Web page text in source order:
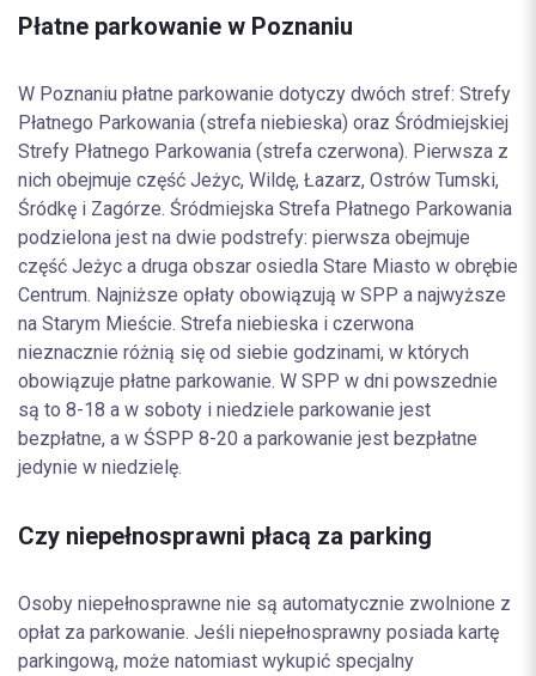
Płatne parkowanie w Poznaniu
W Poznaniu płatne parkowanie dotyczy dwóch stref: Strefy
Płatnego Parkowania (strefa niebieska) oraz Śródmiejskiej
Strefy Płatnego Parkowania (strefa czerwona). Pierwsza z
nich obejmuje część Jeżyc, Wildę, Łazarz, Ostrów Tumski,
Śródkę i Zagórze. Śródmiejska Strefa Płatnego Parkowania
podzielona jest na dwie podstrefy: pierwsza obejmuje
część Jeżyc a druga obszar osiedla Stare Miasto w obrębie
Centrum. Najniższe opłaty obowiązują w SPP a najwyższe
na Starym Mieście. Strefa niebieska i czerwona
nieznacznie różnią się od siebie godzinami, w których
obowiązuje płatne parkowanie. W SPP w dni powszednie
są to 8-18 a w soboty i niedziele parkowanie jest
bezpłatne, a w ŚSPP 8-20 a parkowanie jest bezpłatne
jedynie w niedzielę.
Czy niepełnosprawni płacą za parking
Osoby niepełnosprawne nie są automatycznie zwolnione z
opłat za parkowanie. Jeśli niepełnosprawny posiada kartę
parkingową, może natomiast wykupić specjalny